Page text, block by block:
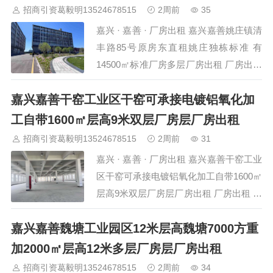
南宁 华北： 沈阳 大连 海外园区： 印尼 泰国 越南
马来西亚
新加坡
高科
华夏幸福 联东U谷 万洋 均和 平谦迈高 咨询热线： 400-
0123-021
招商引资葛毅明13524678515 2周前 35
嘉兴 · 嘉善 · 厂房出租 嘉兴嘉善姚庄镇清
丰路85号原房东直租姚庄独栋标准 有
14500㎡标准厂房多层厂房出租 厂房出租
项目详情 项目名称 嘉兴嘉善姚庄镇清丰
路85号原房东直租姚庄独栋标准 有145
所在位置 嘉兴-嘉善-姚庄镇清丰路85号
建筑面积 14500㎡ 层高…
嘉兴嘉善干窑工业区干窑可承接电镀铝氧化加
工自带1600㎡层高9米双层厂房层厂房出租
招商引资葛毅明13524678515 2周前 31
嘉兴 · 嘉善 · 厂房出租 嘉兴嘉善干窑工业
区干窑可承接电镀铝氧化加工自带1600㎡
层高9米双层厂房层厂房出租 厂房出租 项
目详情 项目名称 嘉兴嘉善干窑工业区干
窑可承接电镀铝氧化加工自带1600㎡层高
所在位置 嘉兴-嘉善-干窑工业区 建筑面
积 1600㎡ 层高 9米…
嘉兴嘉善魏塘工业园区12米层高魏塘7000方重
加2000㎡层高12米多层厂房层厂房出租
招商引资葛毅明13524678515 2周前 34